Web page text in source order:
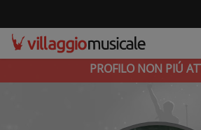
PROFILO NON PIÚ